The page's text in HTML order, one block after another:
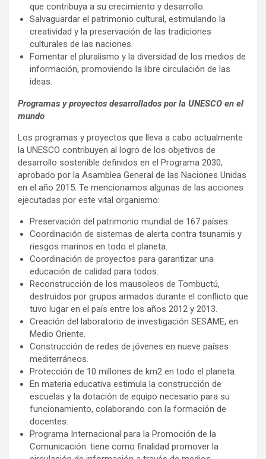
que contribuya a su crecimiento y desarrollo.
Salvaguardar el patrimonio cultural, estimulando la
creatividad y la preservación de las tradiciones
culturales de las naciones.
Fomentar el pluralismo y la diversidad de los medios de
información, promoviendo la libre circulación de las
ideas.
Programas y proyectos desarrollados por la UNESCO en el
mundo
Los programas y proyectos que lleva a cabo actualmente
la UNESCO contribuyen al logro de los objetivos de
desarrollo sostenible definidos en el Programa 2030,
aprobado por la Asamblea General de las Naciones Unidas
en el año 2015. Te mencionamos algunas de las acciones
ejecutadas por este vital organismo:
Preservación del patrimonio mundial de 167 países.
Coordinación de sistemas de alerta contra tsunamis y
riesgos marinos en todo el planeta.
Coordinación de proyectos para garantizar una
educación de calidad para todos.
Reconstrucción de los mausoleos de Tombuctú,
destruidos por grupos armados durante el conflicto que
tuvo lugar en el país entre los años 2012 y 2013.
Creación del laboratorio de investigación SESAME, en
Medio Oriente.
Construcción de redes de jóvenes en nueve países
mediterráneos.
Protección de 10 millones de km2 en todo el planeta.
En materia educativa estimula la construcción de
escuelas y la dotación de equipo necesario para su
funcionamiento, colaborando con la formación de
docentes.
Programa Internacional para la Promoción de la
Comunicación: tiene como finalidad promover la